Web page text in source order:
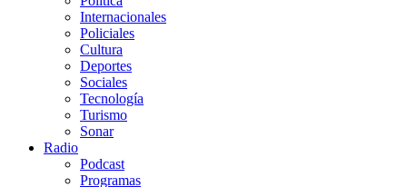
Internacionales
Policiales
Cultura
Deportes
Sociales
Tecnología
Turismo
Sonar
Radio
Podcast
Programas